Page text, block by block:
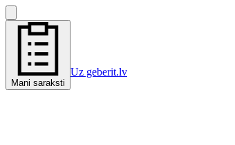
Mani saraksti
Uz geberit.lv